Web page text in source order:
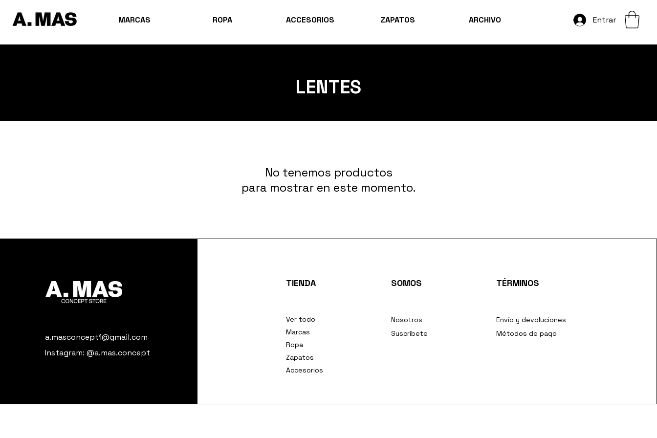
MARCAS ROPA ACCESORIOS ZAPATOS ARCHIVO Entrar
LENTES
No tenemos productos
para mostrar en este momento.
a.masconcept1@gmail.com
Instagram: @a.mas.concept
TIENDA
Ver todo
Marcas
Ropa
Zapatos
Accesorios
SOMOS
Nosotros
Suscríbete
TÉRMINOS
Envío y devoluciones
Métodos de pago